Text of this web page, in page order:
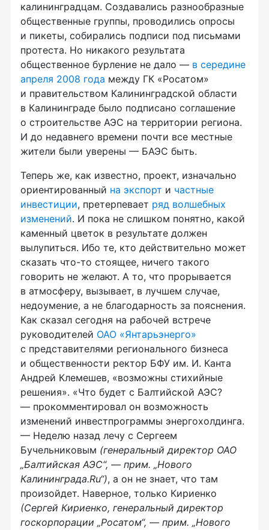
калининградцам. Создавались разнообразные
общественные группы, проводились опросы
и пикеты, собирались подписи под письмами
протеста. Но никакого результата
общественное бурление не дало — в середине
апреля 2008 года между ГК «Росатом»
и правительством Калининградской области
в Калининграде было подписано соглашение
о строительстве АЭС на территории региона.
И до недавнего времени почти все местные
жители были уверены — БАЭС быть.
Теперь же, как известно, проект, изначально
ориентированный на экспорт и частные
инвестиции, претерпевает ряд волшебных
изменений. И пока не слишком понятно, какой
каменный цветок в результате должен
вылупиться. Ибо те, кто действительно может
сказать что-то стоящее, ничего такого
говорить не желают. А то, что прорывается
в атмосферу, вызывает, в лучшем случае,
недоумение, а не благодарность за пояснения.
Как сказал сегодня на рабочей встрече
руководителей ОАО «Янтарьэнерго»
с представителями регионального бизнеса
и общественности ректор БФУ им. И. Канта
Андрей Клемешев, «возможны стихийные
решения». «Что будет с Балтийской АЭС?
— прокомментировал он возможность
изменений инвестпрограммы энергохолдинга.
— Неделю назад лечу с Сергеем
Бучельниковым (генеральный директор ОАО
„Балтийская АЭС“, — прим. „Нового
Калининграда.Ru“), а он не знает, что там
произойдет. Наверное, только Кириенко
(Сергей Кириенко, генеральный директор
госкорпорации „Росатом“, — прим. „Нового